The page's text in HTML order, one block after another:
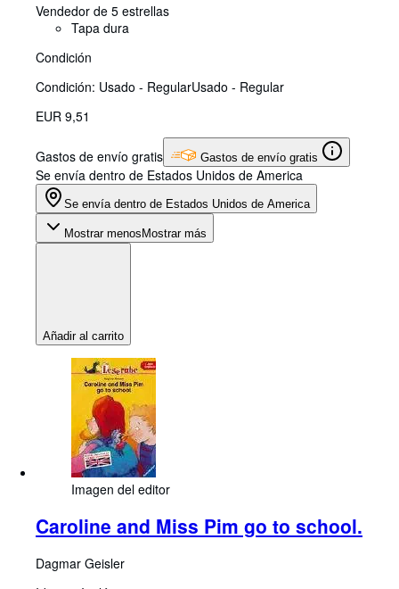
Vendedor de 5 estrellas
Tapa dura
Condición
Condición: Usado - RegularUsado - Regular
EUR 9,51
Gastos de envío gratis Gastos de envío gratis
Se envía dentro de Estados Unidos de America
Se envía dentro de Estados Unidos de America
Mostrar menos Mostrar más
Añadir al carrito
Imagen del editor
Caroline and Miss Pim go to school.
Dagmar Geisler